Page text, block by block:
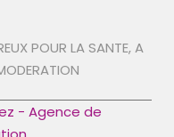
POUR LA SANTE, A
- Agence de